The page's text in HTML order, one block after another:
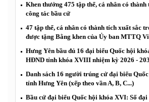
Khen thưởng 475 tập thể, cá nhân có
công tác bầu cử
47 tập thể, cá nhân có thành tích xuất sắc
được tặng Bằng khen của Ủy ban MTTQ
Hưng Yên bầu đủ 16 đại biểu Quốc hội
HĐND tỉnh khóa XVIII nhiệm kỳ 2026 -
Danh sách 16 người trúng cử đại biểu
tỉnh Hưng Yên (xếp theo vần A, B, C...)
Bầu cử đại biểu Quốc hội khóa XVI: Số